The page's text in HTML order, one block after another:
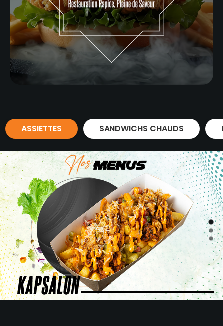
ASSIETTES SANDWICHS CHAUDS